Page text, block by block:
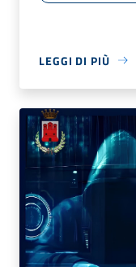
LEGGI DI PIÙ